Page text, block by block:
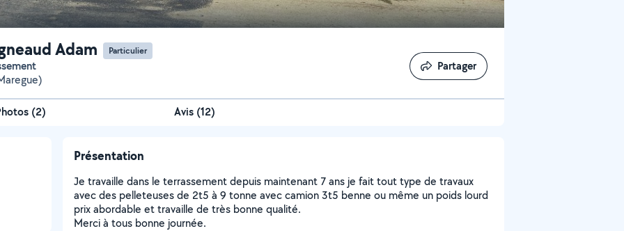
Adam Particulier
Partager
Partager
(2) Avis (12)
Présentation
Je travaille dans le terrassement depuis maintenant 7 ans je fait tout type de travaux
avec des pelleteuses de 2t5 à 9 tonne avec camion 3t5 benne ou même un poids lourd
prix abordable et travaille de très bonne qualité.
Merci à tous bonne journée.